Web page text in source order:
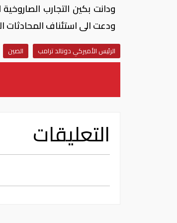
ودانت بكين التجارب
ودعت الى استئناف المحادثات
الرئيس الأميركي دونالد ترامب الصين
التعليقات